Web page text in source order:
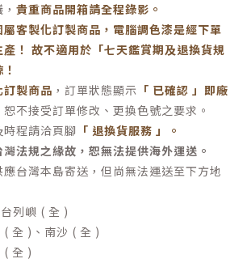
貴重商品開箱請全程錄影。
客製化訂製商品，電腦調色漆是經下單
！ 故不適用於「七天鑑賞期及退換貨規
製商品 ，訂單狀態顯示 「 已確認 」即廠
恕不接受訂單修改、更換色號之要求。
程請洽頁腳 「 退換貨服務 」
。
法規之緣故，恕無法提供海外運送。
台灣本島寄送，但尚無法運送至下方地
列嶼 ( 全 )
全 )、南沙 ( 全 )
( 全 )